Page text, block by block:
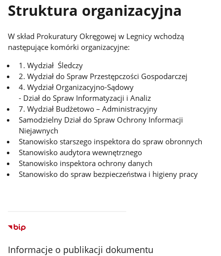
Struktura organizacyjna
W skład Prokuratury Okręgowej w Legnicy wchodzą
następujące komórki organizacyjne:
1. Wydział Śledczy
2. Wydział do Spraw Przestępczości Gospodarczej
4. Wydział Organizacyjno-Sądowy
- Dział do Spraw Informatyzacji i Analiz
7. Wydział Budżetowo – Administracyjny
Samodzielny Dział do Spraw Ochrony Informacji
Niejawnych
Stanowisko starszego inspektora do spraw obronnych
Stanowisko audytora wewnętrznego
Stanowisko inspektora ochrony danych
Stanowisko do spraw bezpieczeństwa i higieny pracy
Informacje o publikacji dokumentu